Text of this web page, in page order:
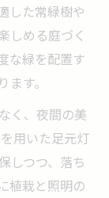
した常緑樹や
しめる庭づく
な緑を配置す
す。
く、夜間の美
用いた足元灯
しつつ、落ち
植栽と照明の